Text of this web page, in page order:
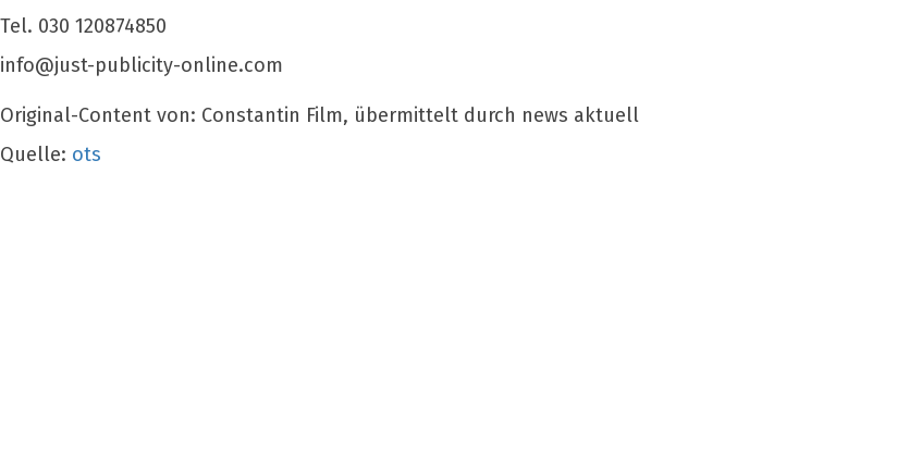
Tel. 030 120874850
info@just-publicity-online.com
Original-Content von: Constantin Film, übermittelt durch news aktuell
Quelle: ots